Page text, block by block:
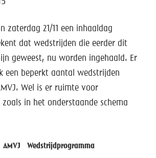
zaterdag 21/11 een inhaaldag
dat wedstrijden die eerder dit
geweest, nu worden ingehaald. Er
een beperkt aantal wedstrijden
Wel is er ruimte voor
in het onderstaande schema
AMVJ Wedstrijdprogramma